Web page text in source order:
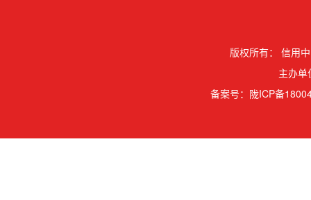
版权所有：
信用
主办
备案号： 陇ICP备